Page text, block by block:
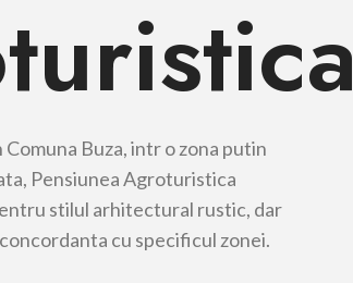
Comuna Buza, intr o zona putin
Pensiunea Agroturistica
stilul arhitectural rustic, dar
cu specificul zonei.